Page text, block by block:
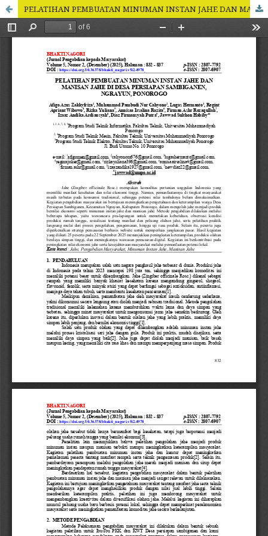
PELATIHAN PEMBUATAN MINUMAN INSTAN JAHE DAN MANISAN JAHE DI DESA PERSIAPAN SAMBIGANEN, NGRAYUN, PONOROGO